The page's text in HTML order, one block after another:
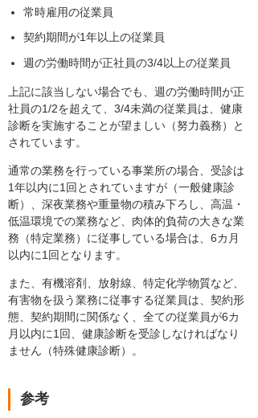
常時雇用の従業員
契約期間が1年以上の従業員
週の労働時間が正社員の3/4以上の従業員
上記に該当しない場合でも、週の労働時間が正
社員の1/2を超えて、3/4未満の従業員は、健康
診断を実施することが望ましい（努力義務）と
されています。
通常の業務を行っている事業所の場合、受診は
1年以内に1回とされていますが（一般健康診
断）、深夜業務や重量物の積み下ろし、高温・
低温環境での業務など、肉体的負荷の大きな業
務（特定業務）に従事している場合は、6カ月
以内に1回となります。
また、有機溶剤、放射線、特定化学物質など、
有害物を扱う業務に従事する従業員は、契約形
態、契約期間に関係なく、全ての従業員が6カ
月以内に1回、健康診断を受診しなければなり
ません（特殊健康診断）。
参考